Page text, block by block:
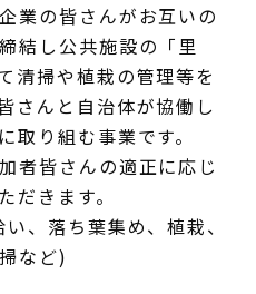
業の皆さんがお互いの
結し公共施設の「里
清掃や植栽の管理等を
さんと自治体が協働し
取り組む事業です。
者皆さんの適正に応じ
だきます。
、落ち葉集め、植栽、
など)